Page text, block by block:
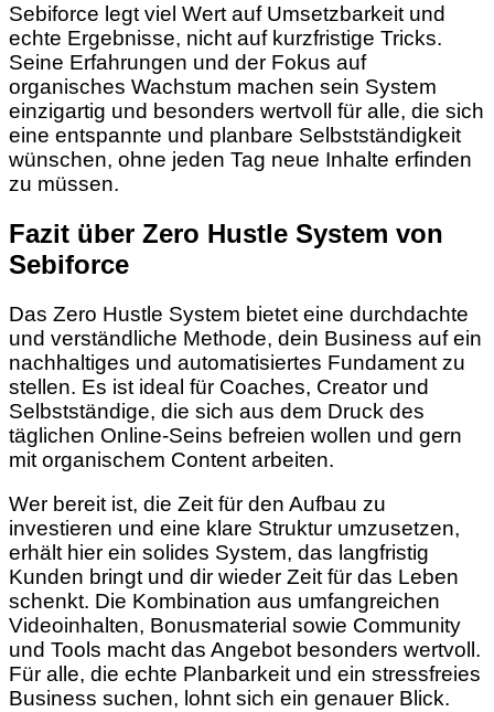
Sebiforce legt viel Wert auf Umsetzbarkeit und
echte Ergebnisse, nicht auf kurzfristige Tricks.
Seine Erfahrungen und der Fokus auf
organisches Wachstum machen sein System
einzigartig und besonders wertvoll für alle, die sich
eine entspannte und planbare Selbstständigkeit
wünschen, ohne jeden Tag neue Inhalte erfinden
zu müssen.
Fazit über Zero Hustle System von
Sebiforce
Das Zero Hustle System bietet eine durchdachte
und verständliche Methode, dein Business auf ein
nachhaltiges und automatisiertes Fundament zu
stellen. Es ist ideal für Coaches, Creator und
Selbstständige, die sich aus dem Druck des
täglichen Online-Seins befreien wollen und gern
mit organischem Content arbeiten.
Wer bereit ist, die Zeit für den Aufbau zu
investieren und eine klare Struktur umzusetzen,
erhält hier ein solides System, das langfristig
Kunden bringt und dir wieder Zeit für das Leben
schenkt. Die Kombination aus umfangreichen
Videoinhalten, Bonusmaterial sowie Community
und Tools macht das Angebot besonders wertvoll.
Für alle, die echte Planbarkeit und ein stressfreies
Business suchen, lohnt sich ein genauer Blick.